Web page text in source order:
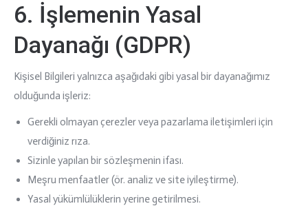
6. İşlemenin Yasal
Dayanağı (GDPR)
Kişisel Bilgileri yalnızca aşağıdaki gibi yasal bir dayanağımız
olduğunda işleriz:
Gerekli olmayan çerezler veya pazarlama iletişimleri için
verdiğiniz rıza.
Sizinle yapılan bir sözleşmenin ifası.
Meşru menfaatler (ör. analiz ve site iyileştirme).
Yasal yükümlülüklerin yerine getirilmesi.